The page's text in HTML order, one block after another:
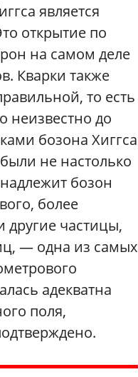
является
открытие по
на самом деле
Кварки также
то есть
неизвестно до
бозона Хиггса
не настолько
бозон
более
другие частицы,
— одна из самых
адекватна
поля,